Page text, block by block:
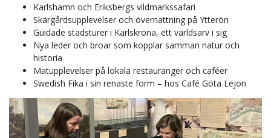
Karlshamn och Eriksbergs vildmarkssafari
Skärgårdsupplevelser och övernattning på Ytterön
Guidade stadsturer i Karlskrona, ett världsarv i sig
Nya leder och broar som kopplar samman natur och
historia
Matupplevelser på lokala restauranger och caféer
Swedish Fika i sin renaste form – hos Café Göta Lejon